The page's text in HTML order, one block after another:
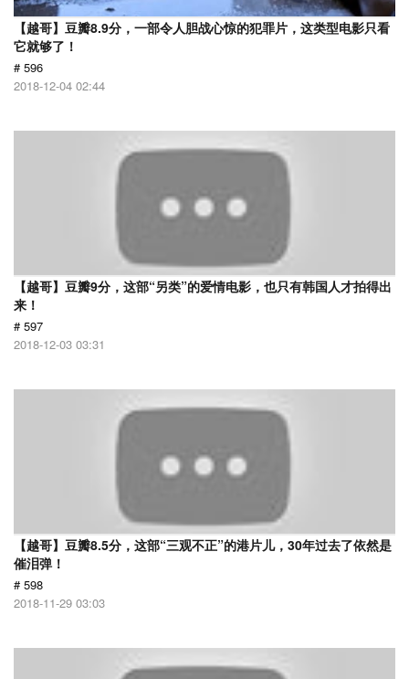
【越哥】豆瓣8.9分，一部令人胆战心惊的犯罪片，这类型电影只看
它就够了！
# 596
2018-12-04 02:44
【越哥】豆瓣9分，这部“另类”的爱情电影，也只有韩国人才拍得出
来！
# 597
2018-12-03 03:31
【越哥】豆瓣8.5分，这部“三观不正”的港片儿，30年过去了依然是
催泪弹！
# 598
2018-11-29 03:03